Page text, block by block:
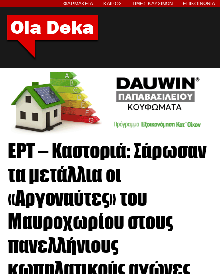
ΦΑΡΜΑΚΕΙΑ ΚΑΙΡΟΣ ΤΙΜΕΣ ΚΑΥΣΙΜΩΝ ΕΠΙΚΟΙΝΩΝΙΑ
ΕΡΤ – Καστοριά: Σάρωσαν
τα μετάλλια οι
«Αργοναύτες» του
Μαυροχωρίου στους
πανελλήνιους
κωπηλατικούς αγώνες